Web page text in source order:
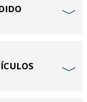
﹀
﹀